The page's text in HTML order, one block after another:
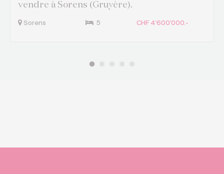
vendre à Sorens (Gruyère).
Sorens 5 CHF 4'600'000.-